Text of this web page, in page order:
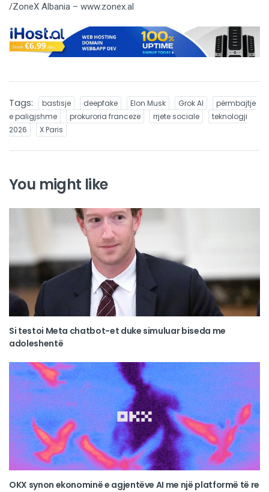
/ZoneX Albania – www.zonex.al
Tags: bastisje deepfake Elon Musk Grok AI
përmbajtje
e paligjshme
prokuroria franceze rrjete sociale
teknologji
2026
X Paris
You might like
Si testoi Meta chatbot-et duke simuluar biseda me
adoleshentë
OKX synon ekonominë e agjentëve AI me një platformë të re